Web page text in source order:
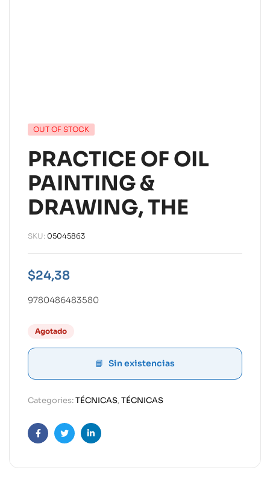
OUT OF STOCK
PRACTICE OF OIL
PAINTING &
DRAWING, THE
SKU: 05045863
$24,38
9780486483580
Agotado
Sin existencias
Categories:TÉCNICAS,TÉCNICAS
FacebookTwitterLinkedin